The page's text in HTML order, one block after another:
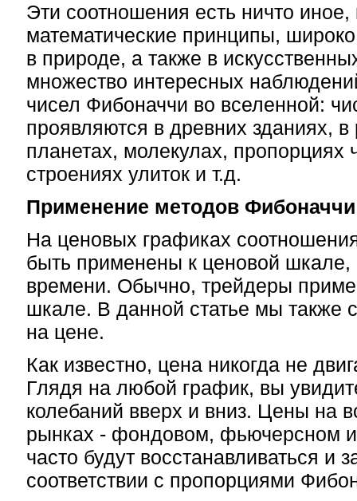
Эти соотношения есть ничто иное,
математические принципы,
в природе, а также в
множество интересных
чисел Фибоначчи во вселенной:
проявляются в древних зданиях, в
планетах, молекулах, пропорциях
строениях улиток и т.д.
Применение методов Фибоначчи
На ценовых графиках
быть применены к ценовой шкале,
времени. Обычно, трейдеры
шкале. В данной статье мы также
на цене.
Как известно, цена никогда не
Глядя на любой график, вы
колебаний вверх и вниз. Цены на
рынках - фондовом, фьючерсном
часто будут восстанавливаться и
соответствии с пропорциями